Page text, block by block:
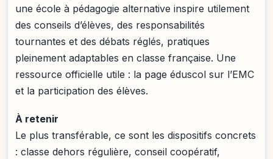
une école à pédagogie alternative inspire utilement
des conseils d’élèves, des responsabilités
tournantes et des débats réglés, pratiques
pleinement adaptables en classe française. Une
ressource officielle utile : la page éduscol sur l’EMC
et la participation des élèves.
À retenir
Le plus transférable, ce sont les dispositifs concrets
: classe dehors régulière, conseil coopératif,